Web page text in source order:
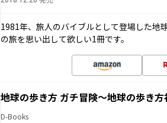
1981年、旅人のバイブルとして登場した
の旅を思い出して欲しい1冊です。
地球の歩き方 ガチ冒険～地球の歩き
D-Books